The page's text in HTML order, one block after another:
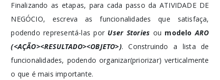
Finalizando as etapas, para cada passo da ATIVIDADE DE
NEGÓCIO, escreva as funcionalidades que satisfaça,
podendo representá-las por User Stories ou modeloARO
(<AÇÃO><RESULTADO><OBJETO>). Construindo a lista de
funcionalidades, podendo organizar(priorizar) verticalmente
o que é mais importante.